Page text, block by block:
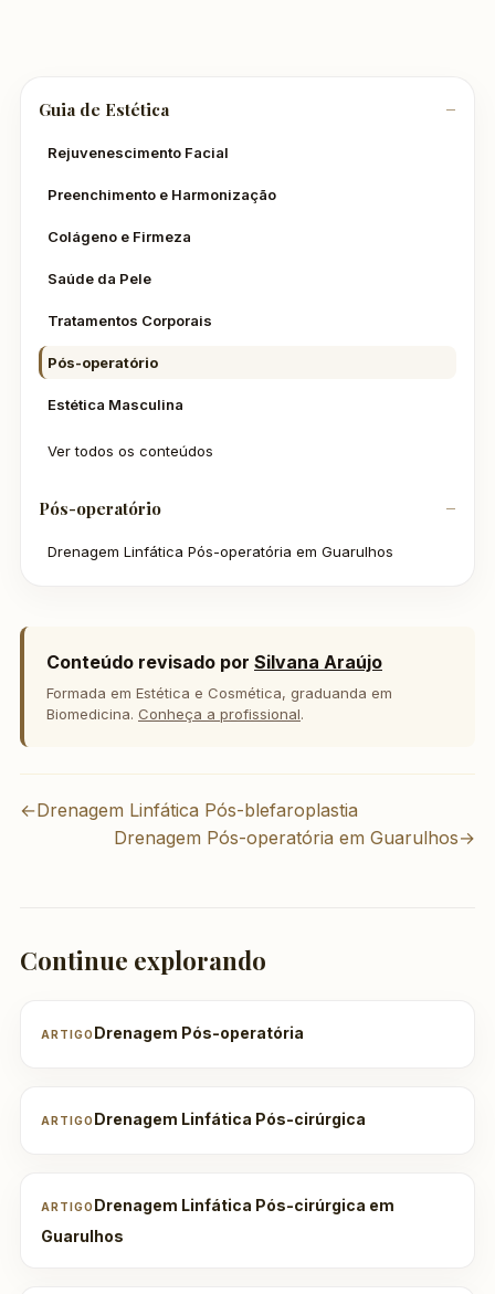
Guia de Estética
Rejuvenescimento Facial
Preenchimento e Harmonização
Colágeno e Firmeza
Saúde da Pele
Tratamentos Corporais
Pós-operatório
Estética Masculina
Ver todos os conteúdos
Pós-operatório
Drenagem Linfática Pós-operatória em Guarulhos
Conteúdo revisado por Silvana Araújo
Formada em Estética e Cosmética, graduanda em
Biomedicina. Conheça a profissional.
←Drenagem Linfática Pós-blefaroplastia
Drenagem Pós-operatória em Guarulhos→
Continue explorando
ARTIGO Drenagem Pós-operatória
ARTIGO Drenagem Linfática Pós-cirúrgica
ARTIGO Drenagem Linfática Pós-cirúrgica em
Guarulhos